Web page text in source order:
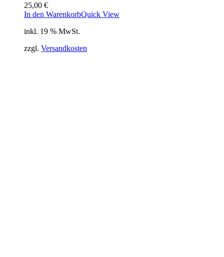
25,00 €
In den WarenkorbQuick View
inkl. 19 % MwSt.
zzgl. Versandkosten